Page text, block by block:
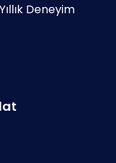
Deneyim